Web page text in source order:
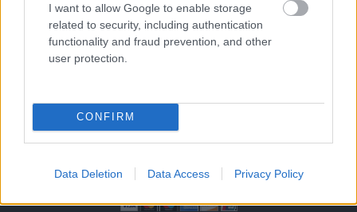
I want to allow Google to enable storage
related to security, including authentication
functionality and fraud prevention, and other
user protection.
CONFIRM
Data Deletion Data Access Privacy Policy
ELŐZŐ MÉRKŐZÉSEK
Támogasd adományoddal